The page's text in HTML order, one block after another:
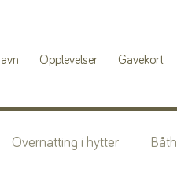
Opplevelser Gavekort
Overnatting i hytter